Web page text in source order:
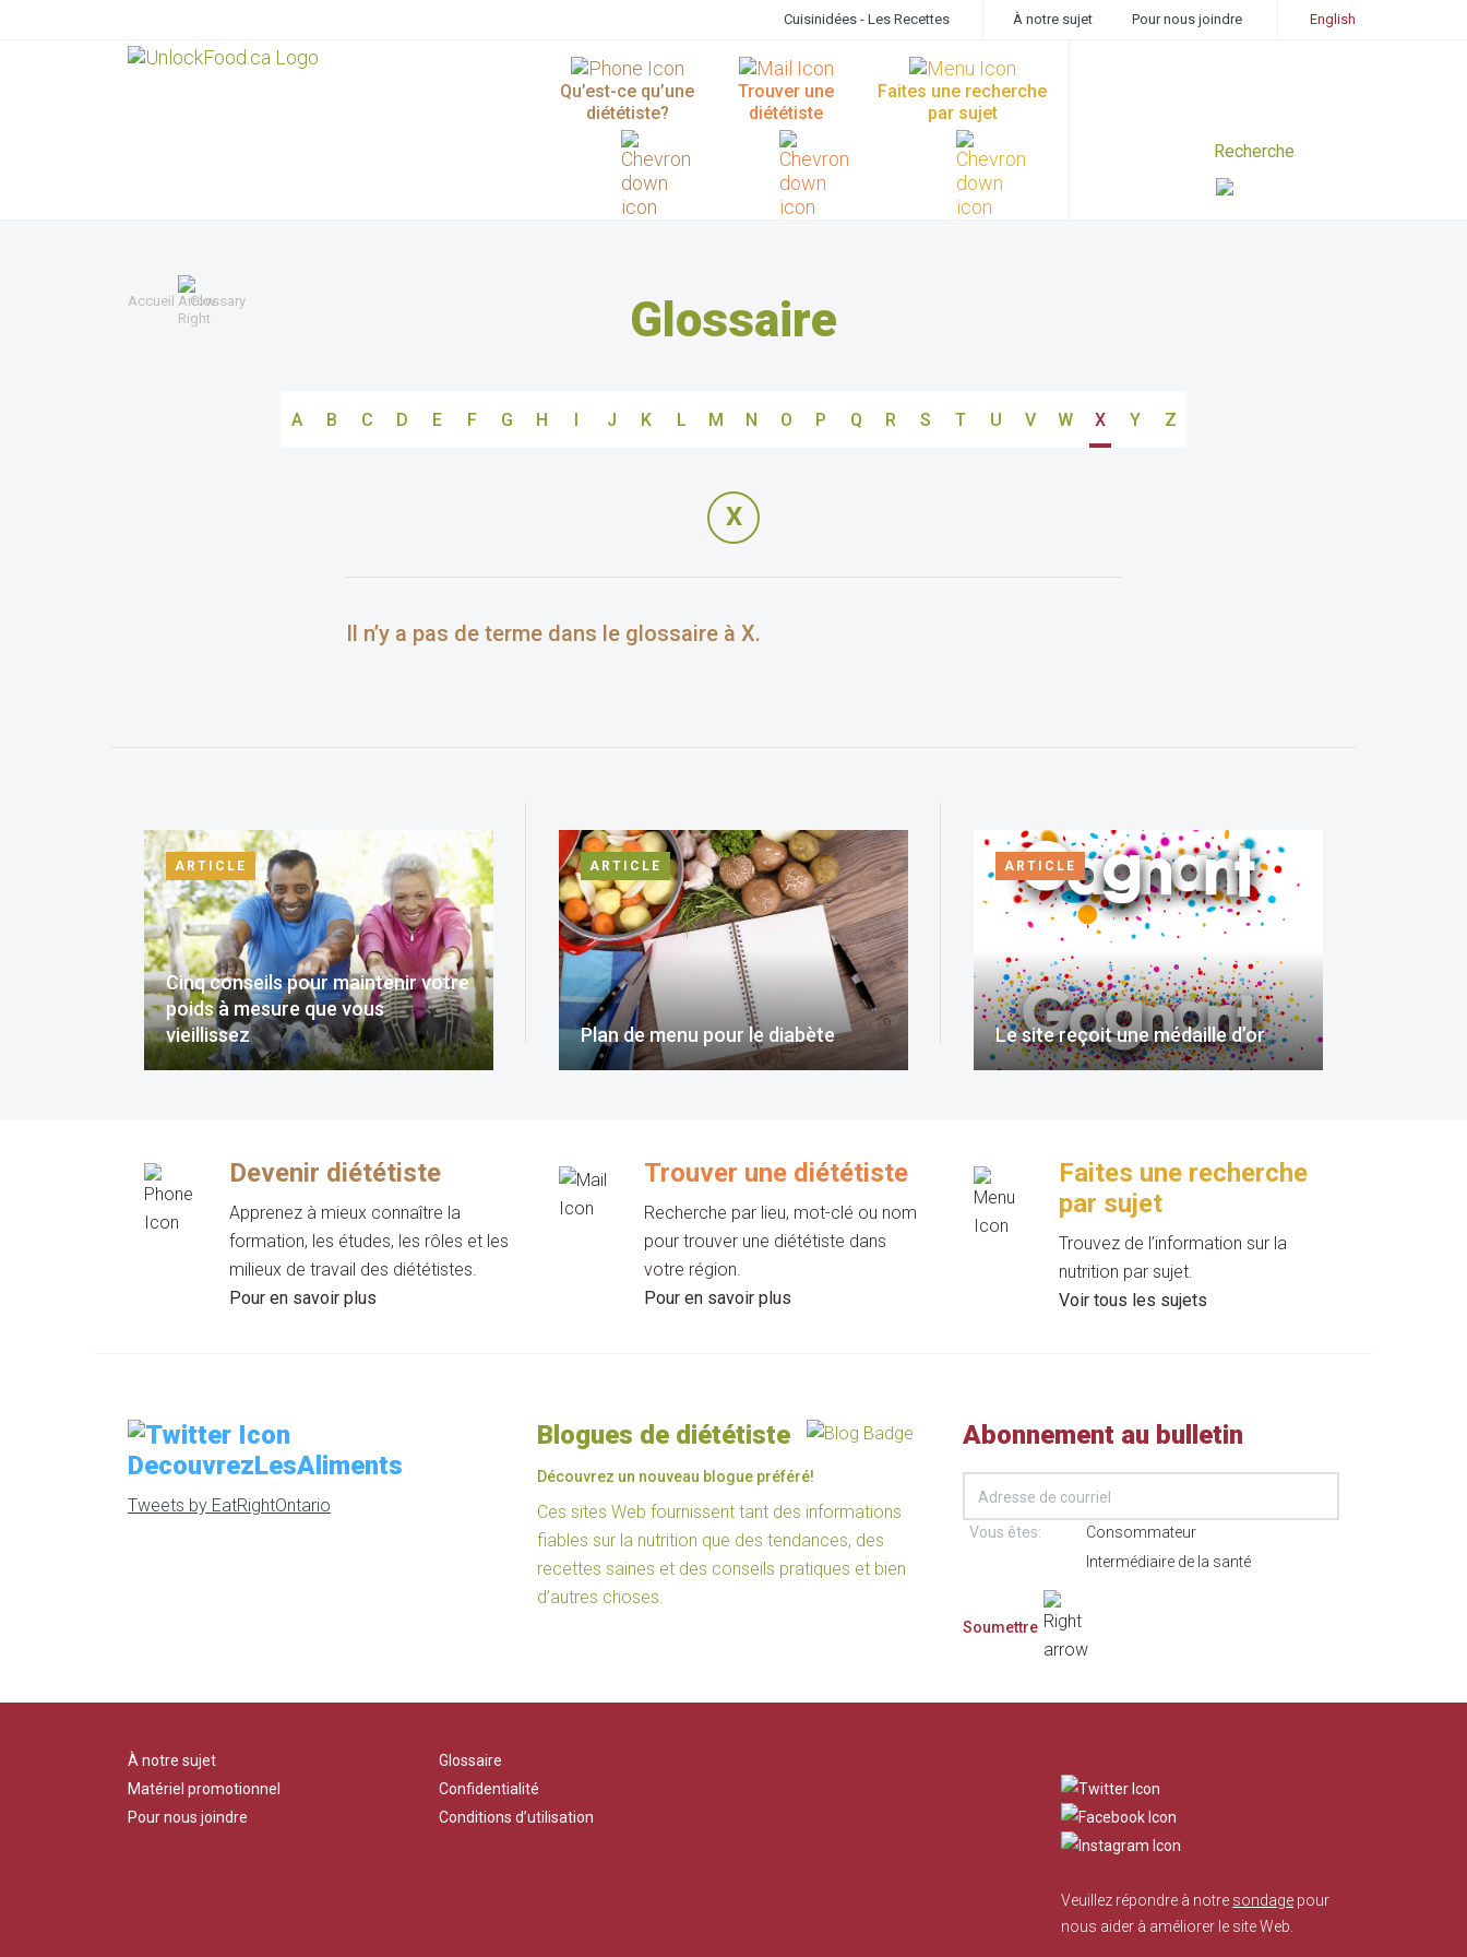
Cuisinidées - Les Recettes À notre sujet Pour nous joindre English
Qu’est-ce qu’une
diététiste?
Trouver une
diététiste
Faites une recherche
par sujet
Accueil Glossary Glossaire
A B C D E F G H I J K L M N O P Q R S T U V W X Y Z
X
Il n’y a pas de terme dans le glossaire à X.
ARTICLE
Cinq conseils pour maintenir votre
poids à mesure que vous
vieillissez
ARTICLE
Plan de menu pour le diabète
ARTICLE
Le site reçoit une médaille d’or
Devenir diététiste
Apprenez à mieux connaître la
formation, les études, les rôles et les
milieux de travail des diététistes.
Pour en savoir plus
Trouver une diététiste
Recherche par lieu, mot-clé ou nom
pour trouver une diététiste dans
votre région.
Pour en savoir plus
Faites une recherche
par sujet
Trouvez de l’information sur la
nutrition par sujet.
Voir tous les sujets
DecouvrezLesAliments
Tweets by EatRightOntario
Blogues de diététiste
Découvrez un nouveau blogue préféré!
Ces sites Web fournissent tant des informations
fiables sur la nutrition que des tendances, des
recettes saines et des conseils pratiques et bien
d’autres choses.
Abonnement au bulletin
Vous êtes:
Consommateur
Intermédiaire de la santé
À notre sujet
Matériel promotionnel
Pour nous joindre
Glossaire
Confidentialité
Conditions d’utilisation
Veuillez répondre à notre sondage pour
nous aider à améliorer le site Web.